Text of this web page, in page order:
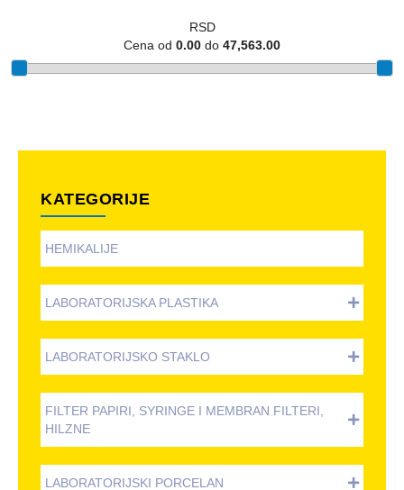
RSD
Cena od 0.00 do 47,563.00
KATEGORIJE
HEMIKALIJE
LABORATORIJSKA PLASTIKA
LABORATORIJSKO STAKLO
FILTER PAPIRI, SYRINGE I MEMBRAN FILTERI,
HILZNE
LABORATORIJSKI PORCELAN